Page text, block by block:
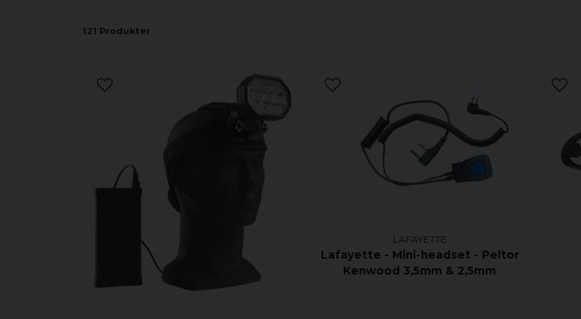
121 Produkter
LAFAYETTE
Lafayette - Mini-headset - Peltor
Kenwood 3,5mm & 2,5mm